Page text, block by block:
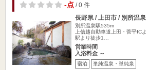
-点/ 0 件
長野県 / 上田市 / 別所温泉
別所温泉駅535m
上信越自動車道上田・菅平IC
駅より徒歩1…
営業時間
入浴料金 ～
宿泊 単純温泉・単純泉